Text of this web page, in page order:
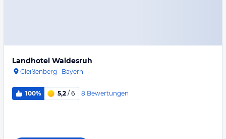
Landhotel Waldesruh
Gleißenberg · Bayern
100% 5,2 / 6 8 Bewertungen